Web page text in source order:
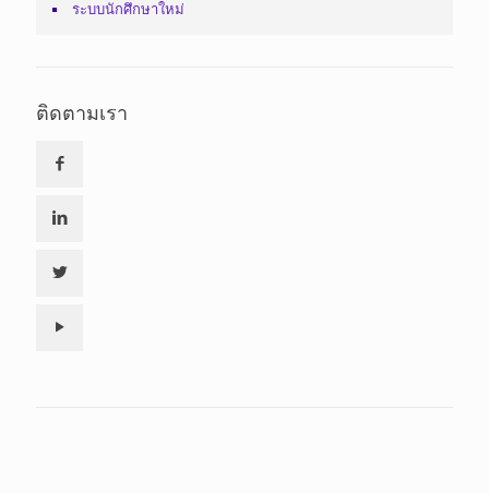
ระบบนักศึกษาใหม่
ติดตามเรา